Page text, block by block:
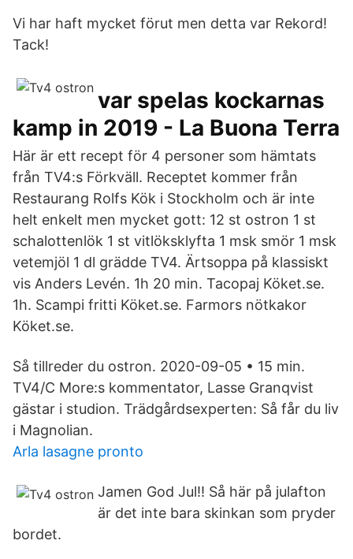
Vi har haft mycket förut men detta var Rekord!
Tack!
var spelas kockarnas
kamp in 2019 - La Buona Terra
Här är ett recept för 4 personer som hämtats
från TV4:s Förkväll. Receptet kommer från
Restaurang Rolfs Kök i Stockholm och är inte
helt enkelt men mycket gott: 12 st ostron 1 st
schalottenlök 1 st vitlöksklyfta 1 msk smör 1 msk
vetemjöl 1 dl grädde TV4. Ärtsoppa på klassiskt
vis Anders Levén. 1h 20 min. Tacopaj Köket.se.
1h. Scampi fritti Köket.se. Farmors nötkakor
Köket.se.
Så tillreder du ostron. 2020-09-05 • 15 min.
TV4/C More:s kommentator, Lasse Granqvist
gästar i studion. Trädgårdsexperten: Så får du liv
i Magnolian.
Arla lasagne pronto
Jamen God Jul!! Så här på julafton
är det inte bara skinkan som pryder
bordet.